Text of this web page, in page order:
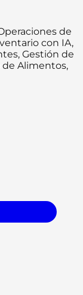
de
con IA,
Gestión de
de Alimentos,